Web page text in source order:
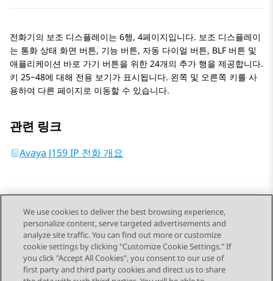
전화기의 보조 디스플레이는 6행, 4페이지입니다. 보조 디스플레이
는 통화 상태 화면 버튼, 기능 버튼, 자동 다이얼 버튼, BLF 버튼 및
애플리케이션 바로 가기 버튼을 위한 24개의 추가 행을 제공합니다.
키 25~48에 대해 전용 보기가 표시됩니다. 왼쪽 및 오른쪽 키를 사
용하여 다른 페이지로 이동할 수 있습니다.
관련 링크
Avaya J159 IP 전화 개요
Send Feedback
We use cookies to deliver the best browsing experience,
personalize content, serve targeted advertisements and
analyze site traffic. You can find out more or customize
cookie settings by clicking "Customize Cookie Settings." If
you click "Accept All Cookies", you consent to our use of
first party and third party cookies and direct us to share